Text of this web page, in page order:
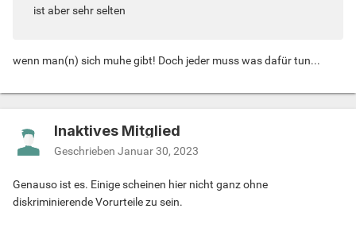
und dann die Handvoll Schwule.
ist aber sehr selten
wenn man(n) sich muhe gibt! Doch jeder muss was dafür tun...
Inaktives Mitglied
Geschrieben Januar 30, 2023
Genauso ist es. Einige scheinen hier nicht ganz ohne
diskriminierende Vorurteile zu sein.